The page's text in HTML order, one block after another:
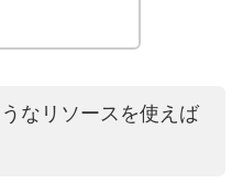
なリソースを使えば